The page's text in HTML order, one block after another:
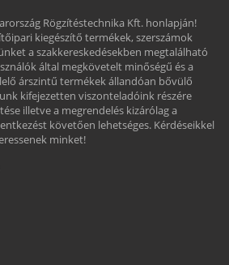
Rögzítéstechnika Kft. honlapján!
kiegészítő termékek, szerszámok
a szakkereskedésekben megtalálható
által megkövetelt minőségű és a
árszintű termékek állandóan bővülő
kifejezetten viszonteladóink részére
illetve a megrendelés kizárólag a
követően lehetséges. Kérdéseikkel
minket!